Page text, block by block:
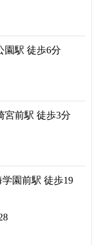
園駅 徒歩6分
宮前駅 徒歩3分
園前駅 徒歩19